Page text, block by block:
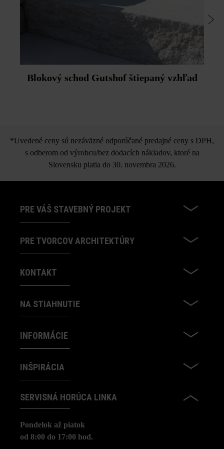
Blokový schod Gutshof štiepaný vzhľad
*Uvedené ceny sú nezáväzné odporúčané predajné ceny s DPH,
s odberom od výrobcu/bez dodacích nákladov, ktoré na
Slovensku platia do 30. novembra 2026.
PRE VÁŠ STAVEBNÝ PROJEKT
PRE TVORCOV ARCHITEKTÚRY
KONTAKT
NA STIAHNUTIE
INFORMÁCIE
INŠPIRÁCIA
SERVISNÁ HORÚCA LINKA
Pondelok až piatok
od 8:00 do 17:00 hod.